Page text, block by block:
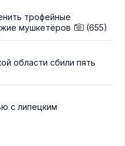
трофейные
мушкетёров
(655)
области сбили пять
с липецким